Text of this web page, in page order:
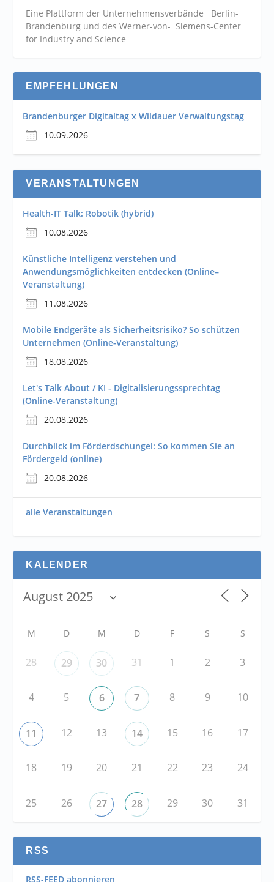
Eine Plattform der Unternehmensverbände Berlin-
Brandenburg und des Werner-von- Siemens-Center
for Industry and Science
EMPFEHLUNGEN
Brandenburger Digitaltag x Wildauer Verwaltungstag
10.09.2026
VERANSTALTUNGEN
Health-IT Talk: Robotik (hybrid)
10.08.2026
Künstliche Intelligenz verstehen und
Anwendungsmöglichkeiten entdecken (Online–
Veranstaltung)
11.08.2026
Mobile Endgeräte als Sicherheitsrisiko? So schützen
Unternehmen (Online-Veranstaltung)
18.08.2026
Let's Talk About / KI - Digitalisierungssprechtag
(Online-Veranstaltung)
20.08.2026
Durchblick im Förderdschungel: So kommen Sie an
Fördergeld (online)
20.08.2026
alle Veranstaltungen
KALENDER
M D M D F S S
28 29 30 31 1 2 3
4 5 6 7 8 9 10
11 12 13 14 15 16 17
18 19 20 21 22 23 24
25 26 27 28 29 30 31
RSS
RSS-FEED abonnieren